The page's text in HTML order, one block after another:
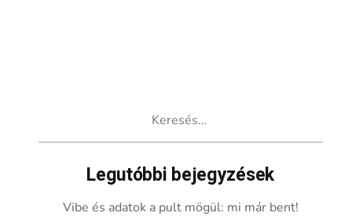
Legutóbbi bejegyzések
Vibe és adatok a pult mögül: mi már bent!